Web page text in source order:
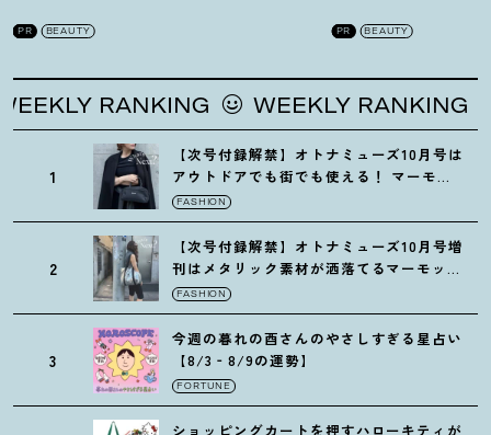
PR BEAUTY PR BEAUTY
RANKING WEEKLY RANKING
1
【次号付録解禁】オトナミューズ10月号は
アウトドアでも街でも使える ！ マーモッ
トの黒ショルダー
FASHION
2
【次号付録解禁】オトナミューズ10月号増
刊はメタリック素材が洒落てるマーモット
の保冷バッグ
FASHION
3
今週の暮れの酉さんのやさしすぎる星占い
【8/3‐8/9の運勢】
FORTUNE
ショッピングカートを押すハローキティが